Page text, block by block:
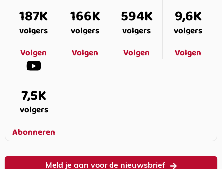
187K
volgers
Volgen
166K
volgers
Volgen
594K
volgers
Volgen
9,6K
volgers
Volgen
7,5K
volgers
Abonneren
Meld je aan voor de nieuwsbrief